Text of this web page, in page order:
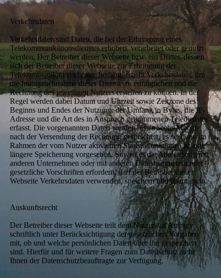
Verkehrsdaten
Verkehrsdaten sind Daten, die bei der Erbringung eines
Telekommunikationsdienstes erhoben, verarbeitet oder genutzt
werden. Der Betreiber dieser Webseite bzw. ein Dritter, dessen
sich der Betreiber dieser Webseite zur Erbringung der
Telekommunikationsdienste bedient, erhebt Verkehrsdaten, um
die Inanspruchnahme dieser Dienste zu ermöglichen und die
Rechnung des jeweiligen Nutzers erstellen zu können. In der
Regel werden dabei Datum und Uhrzeit sowie Zeitzone des
Beginns und Endes der Nutzung, der Umfang in Bytes, die IP-
Adresse und die Art des in Anspruch genommenen Teledienstes
erfasst. Die vorgenannten Daten werden bis zu sechs Monate
nach der Versendung der Rechnung gespeichert, es sei denn im
Rahmen der vom Nutzer aktivierten Statistikfunktionen ist eine
längere Speicherung vorgesehen. Soweit es die Abrechnung mit
anderen Unternehmen oder mit anderen Diensteanbietern oder
gesetzliche Vorschriften erfordern, darf der Betreiber dieser
Webseite Verkehrsdaten verwenden, speichern und übermitteln.
Auskunftsrecht
Der Betreiber dieser Webseite teilt dem Nutzer auf Anfrage
schriftlich unter Berücksichtigung der gesetzlichen Vorgaben
mit, ob und welche persönlichen Daten über ihn gespeichert
sind. Hierfür und für weitere Fragen zum Datenschutz steht
Ihnen der Datenschutzbeauftragte zur Verfügung.